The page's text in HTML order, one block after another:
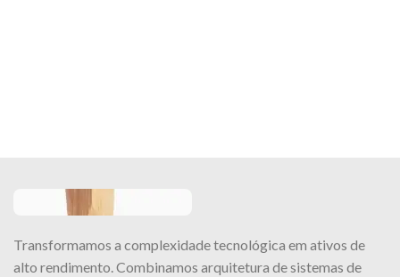
Transformamos a complexidade tecnológica em ativos de
alto rendimento. Combinamos arquitetura de sistemas de